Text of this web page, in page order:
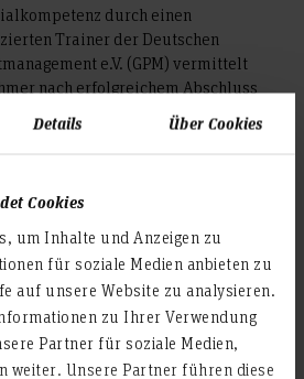
Details Über Cookies
Cookies
um Inhalte und Anzeigen zu
für soziale Medien anbieten zu
auf unsere Website zu analysieren.
zu Ihrer Verwendung
Partner für soziale Medien,
weiter. Unsere Partner führen diese
durch einen
Trainer der Deutschen
e.V. (GPM) vermittelt
nach erfolgreichem Abschluss
anerkannten IPMA-Level D
ist kostenlos.
E-Mail
die nächsten Termine finden